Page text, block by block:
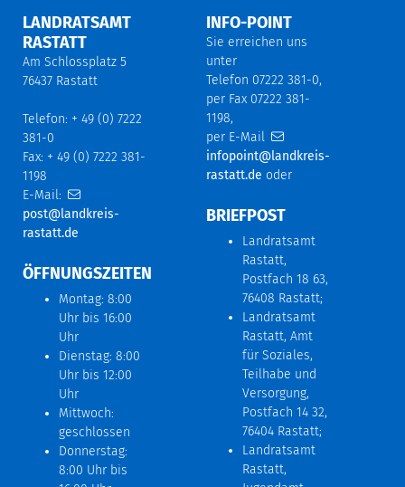
LANDRATSAMT
RASTATT
Am Schlossplatz 5
76437 Rastatt
Telefon: + 49 (0) 7222
381-0
Fax: + 49 (0) 7222 381-
1198
E-Mail:
post@landkreis-
rastatt.de
ÖFFNUNGSZEITEN
Montag: 8:00
Uhr bis 16:00
Uhr
Dienstag: 8:00
Uhr bis 12:00
Uhr
Mittwoch:
geschlossen
Donnerstag:
8:00 Uhr bis
INFO-POINT
Sie erreichen uns
unter
Telefon 07222 381-0,
per Fax 07222 381-
1198,
per E-Mail
infopoint@landkreis-
rastatt.de oder
BRIEFPOST
Landratsamt
Rastatt,
Postfach 18 63,
76408 Rastatt;
Landratsamt
Rastatt, Amt
für Soziales,
Teilhabe und
Versorgung,
Postfach 14 32,
76404 Rastatt;
Landratsamt
Rastatt,